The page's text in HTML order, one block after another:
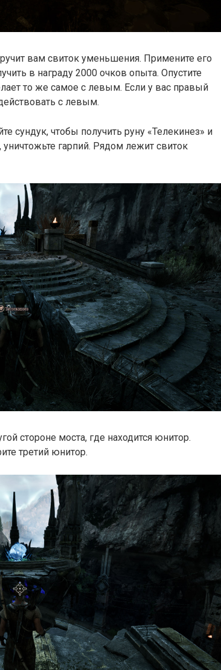
вам свиток уменьшения. Примените его
в награду 2000 очков опыта. Опустите
то же самое с левым. Если у вас правый
с левым.
сундук, чтобы получить руну «Телекинез» и
гарпий. Рядом лежит свиток
стороне моста, где находится юнитор.
третий юнитор.